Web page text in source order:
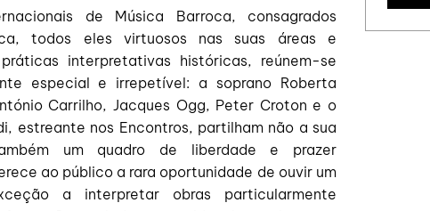
de Música Barroca, consagrados
todos eles virtuosos nas suas áreas e
interpretativas históricas, reúnem-se
especial e irrepetível: a soprano Roberta
Carrilho, Jacques Ogg, Peter Croton e o
estreante nos Encontros, partilham não a sua
um quadro de liberdade e prazer
ao público a rara oportunidade de ouvir um
a interpretar obras particularmente